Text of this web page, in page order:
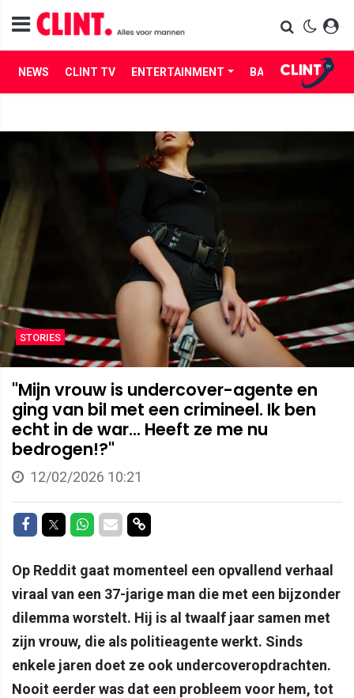
NEWS CLINT TV ENTERTAINMENT BABES LIFE
STORIES
"Mijn vrouw is undercover-agente en
ging van bil met een crimineel. Ik ben
echt in de war... Heeft ze me nu
bedrogen!?"
12/02/2026 10:21
Delen op Facebook
Delen op Twitter
Delen op Whatsapp
Delen via Mail
Delen via link
Op Reddit gaat momenteel een opvallend verhaal
viraal van een 37-jarige man die met een bijzonder
dilemma worstelt. Hij is al twaalf jaar samen met
zijn vrouw, die als politieagente werkt. Sinds
enkele jaren doet ze ook undercoveropdrachten.
Nooit eerder was dat een probleem voor hem, tot